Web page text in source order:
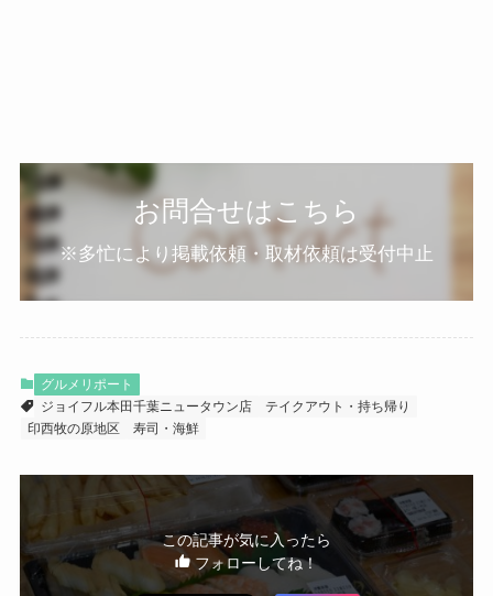
お問合せはこちら
※多忙により掲載依頼・取材依頼は受付中止
グルメリポート
ジョイフル本田千葉ニュータウン店
テイクアウト・持ち帰り
印西牧の原地区
寿司・海鮮
この記事が気に入ったら
フォローしてね！